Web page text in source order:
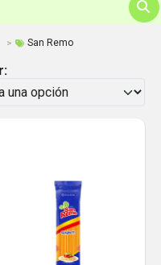
San Remo